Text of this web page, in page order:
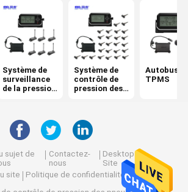
solaire de pression des pneus
de pression des pneus de rv
Système de
surveillance
de la pression
Système de
contrôle de
pression des
Autobus
TPMS
sujet de
Contactez-
nous
Desktop
Site
site
Politique de confidentialité